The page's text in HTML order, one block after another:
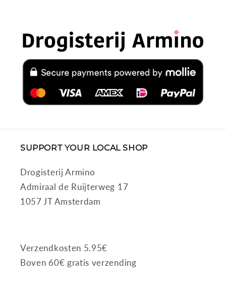
SUPPORT YOUR LOCAL SHOP
Drogisterij Armino
Admiraal de Ruijterweg 17
1057 JT Amsterdam
Verzendkosten 5.95€
Boven 60€ gratis verzending